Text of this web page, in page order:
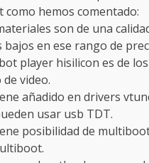
como hemos comentado:
son de una
bajos en ese rango de
player hisilicon es de
video.
añadido en drivers
usar usb TDT.
posibilidad de